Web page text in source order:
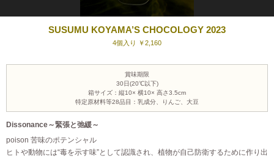
SUSUMU KOYAMA’S CHOCOLOGY 2023
4個入り ￥2,160
賞味期限
30日(20℃以下)
箱サイズ：縦10× 横10× 高さ3.5cm
特定原材料等28品目：乳成分、りんご、大豆
Dissonance～緊張と弛緩～
poison 苦味のポテンシャル
ヒトや動物には“毒を示す味”として認識され、植物が自己防衛するために作り出